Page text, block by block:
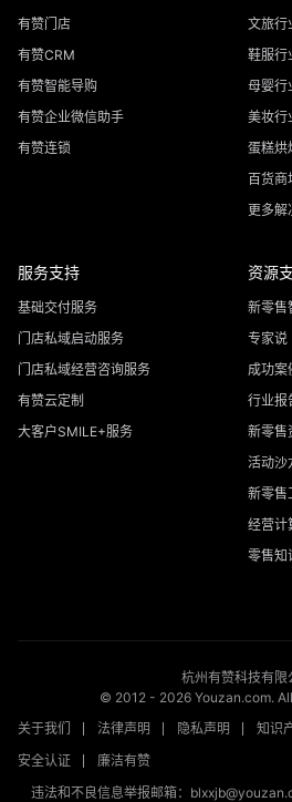
有赞门店
有赞CRM
有赞智能导购
有赞企业微信助手
有赞连锁
文旅行
鞋服行
母婴行
美妆行
蛋糕烘
百货商
更多解
服务支持
基础交付服务
门店私域启动服务
门店私域经营咨询服务
有赞云定制
大客户SMILE+服务
资源
新零售
专家说
成功案
行业报
新零售
活动沙
新零售
经营计
零售知
杭州有赞科技有限
© 2012 - 2026Youzan.com.
关于我们
法律声明 隐私声明 知识
安全认证
廉洁有赞
违法和不良信息举报邮箱：